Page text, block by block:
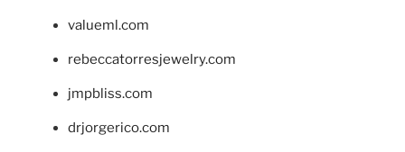
valueml.com
rebeccatorresjewelry.com
jmpbliss.com
drjorgerico.com